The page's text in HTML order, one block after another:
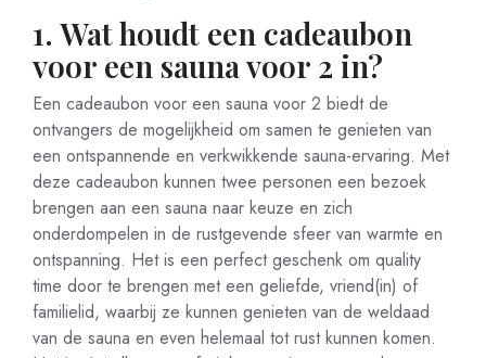
1. Wat houdt een cadeaubon
voor een sauna voor 2 in?
Een cadeaubon voor een sauna voor 2 biedt de
ontvangers de mogelijkheid om samen te genieten van
een ontspannende en verkwikkende sauna-ervaring. Met
deze cadeaubon kunnen twee personen een bezoek
brengen aan een sauna naar keuze en zich
onderdompelen in de rustgevende sfeer van warmte en
ontspanning. Het is een perfect geschenk om quality
time door te brengen met een geliefde, vriend(in) of
familielid, waarbij ze kunnen genieten van de weldaad
van de sauna en even helemaal tot rust kunnen komen.